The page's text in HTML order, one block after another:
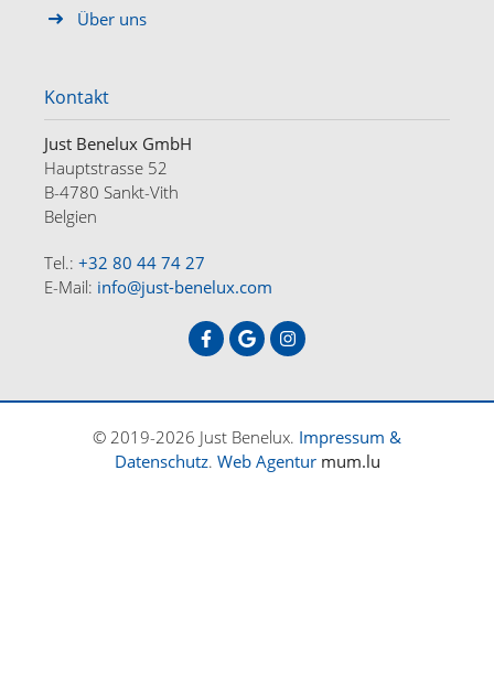
Über uns
Kontakt
Just Benelux GmbH
Hauptstrasse 52
B-4780 Sankt-Vith
Belgien
Tel.: +32 80 44 74 27
E-Mail: info@just-benelux.com
© 2019-2026 Just Benelux. Impressum &
Datenschutz. Web Agentur mum.lu